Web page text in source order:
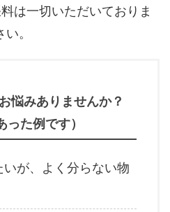
は一切いただいておりま
。
悩みありませんか？
った例です）
いが、よく分らない物